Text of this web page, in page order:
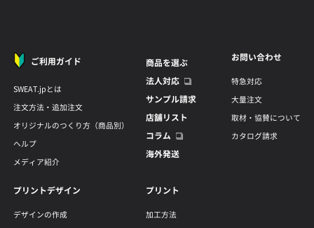
ご利用ガイド
SWEAT.jpとは
注文方法・追加注文
オリジナルのつくり方（商品別）
ヘルプ
メディア紹介
商品を選ぶ
法人対応
サンプル請求
店舗リスト
コラム
海外発送
お問い合わせ
特急対応
大量注文
取材・協賛について
カタログ請求
プリントデザイン
デザインの作成
プリント
加工方法